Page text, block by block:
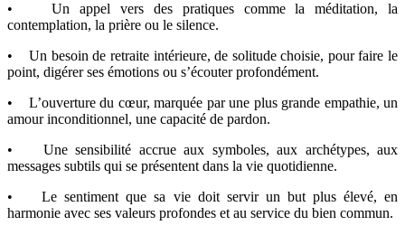
• Un appel vers des pratiques comme la méditation, la
contemplation, la prière ou le silence.
• Un besoin de retraite intérieure, de solitude choisie, pour faire le
point, digérer ses émotions ou s’écouter profondément.
• L’ouverture du cœur, marquée par une plus grande empathie, un
amour inconditionnel, une capacité de pardon.
• Une sensibilité accrue aux symboles, aux archétypes, aux
messages subtils qui se présentent dans la vie quotidienne.
• Le sentiment que sa vie doit servir un but plus élevé, en
harmonie avec ses valeurs profondes et au service du bien commun.